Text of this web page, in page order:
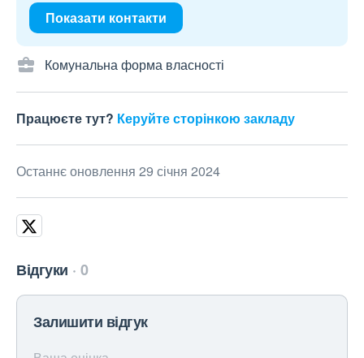
Показати контакти
Комунальна форма власності
Працюєте тут? Керуйте сторінкою закладу
Останнє оновлення 29 січня 2024
Відгуки 0
Залишити відгук